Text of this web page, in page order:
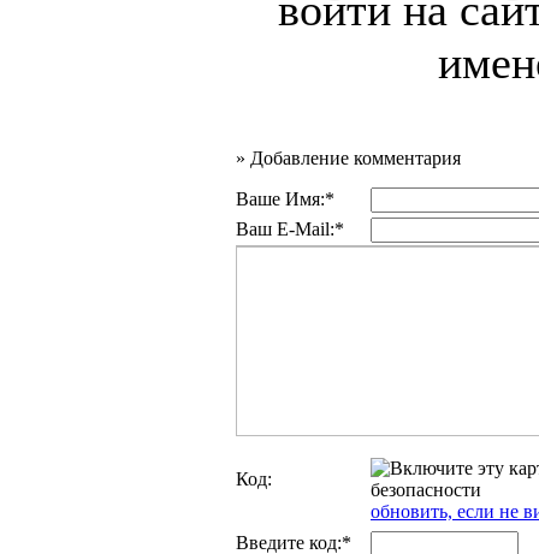
» Добавление комментария
Ваше Имя:*
Ваш E-Mail:*
Код:
обновить, если не
Введите код:*